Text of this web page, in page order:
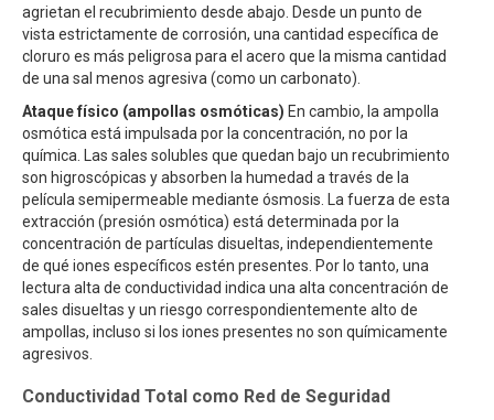
agrietan el recubrimiento desde abajo. Desde un punto de
vista estrictamente de corrosión, una cantidad específica de
cloruro es más peligrosa para el acero que la misma cantidad
de una sal menos agresiva (como un carbonato).
Ataque físico (ampollas osmóticas) En cambio, la ampolla
osmótica está impulsada por la concentración, no por la
química. Las sales solubles que quedan bajo un recubrimiento
son higroscópicas y absorben la humedad a través de la
película semipermeable mediante ósmosis. La fuerza de esta
extracción (presión osmótica) está determinada por la
concentración de partículas disueltas, independientemente
de qué iones específicos estén presentes. Por lo tanto, una
lectura alta de conductividad indica una alta concentración de
sales disueltas y un riesgo correspondientemente alto de
ampollas, incluso si los iones presentes no son químicamente
agresivos.
Conductividad Total como Red de Seguridad